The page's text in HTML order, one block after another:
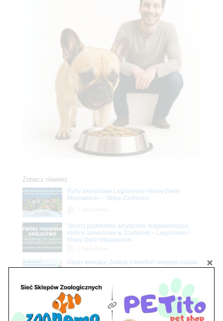
Zobacz również
Ryby akwariowe Legionowo i Nowy Dwór
Mazowiecki – Sklep ZooNemo
Stwórz podwodne arcydzieło: Najpiękniejsze
rośliny akwariowe w ZooNemo – Legionowo i
Nowy Dwór Mazowiecki
Upały wracają! Zadbaj o komfort swojego pupila
z matami chłodzącymi ZooNemo
Z Życia Sklepu
Petito Pet Shop – Internetowy Sklep Zoologiczny
Online! Wszystko Dla Twojego Pupila | ZooNemo